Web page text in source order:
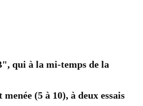
qui à la mi-temps de la
(5 à 10), à deux essais